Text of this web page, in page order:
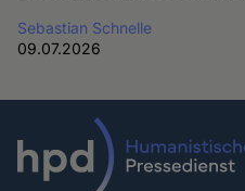
Sebastian Schnelle
09.07.2026